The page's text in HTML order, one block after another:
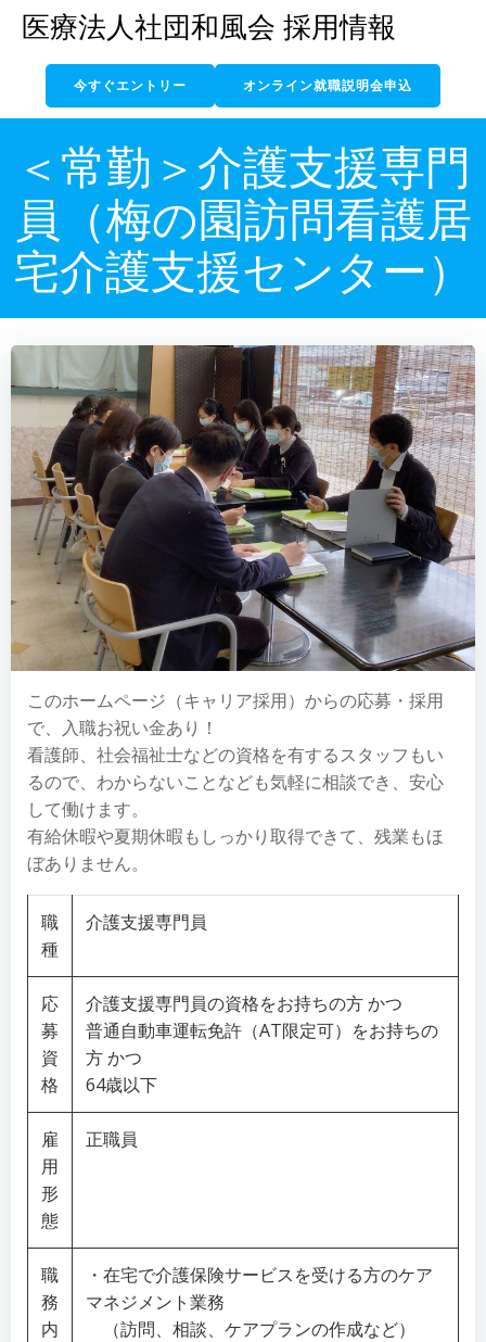
コ
ン
テ
ン
ツ
へ
ス
キ
ッ
プ
医療法人社団和風会 採用情報
今すぐエントリー オンライン就職説明会申込
＜常勤＞介護支援専門
員（梅の園訪問看護居
宅介護支援センター）
このホームページ（キャリア採用）からの応募・採用
で、入職お祝い金あり！
看護師、社会福祉士などの資格を有するスタッフもい
るので、わからないことなども気軽に相談でき、安⼼
して働けます。
有給休暇や夏期休暇もしっかり取得できて、残業もほ
ぼありません。
職
種
介護支援専門員
応
募
資
格
介護支援専門員の資格をお持ちの方 かつ
普通自動車運転免許（AT限定可）をお持ちの
方 かつ
64歳以下
雇
用
形
態
正職員
職
務
内
・在宅で介護保険サービスを受ける方のケア
マネジメント業務
（訪問、相談、ケアプランの作成など）